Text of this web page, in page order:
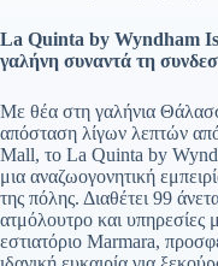
La Quinta by Wyndham
γαλήνη συναντά τη
Με θέα στη γαλήνια
απόσταση λίγων λεπτών
Mall, το La Quinta by
μια αναζωογονητική
της πόλης. Διαθέτει 99
ατμόλουτρο και υπηρεσίες
εστιατόριο Marmara,